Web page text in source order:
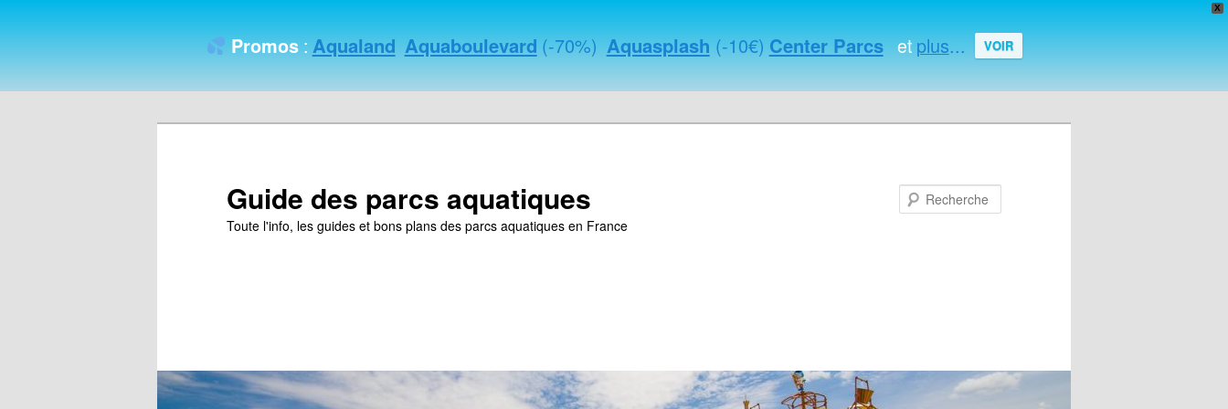
X
Promos:Aqualand Aquaboulevard(-70%) Aquasplash (-10€)Center Parcsetplus... VOIR
Guide des parcs aquatiques
Toute l'info, les guides et bons plans des parcs aquatiques en France